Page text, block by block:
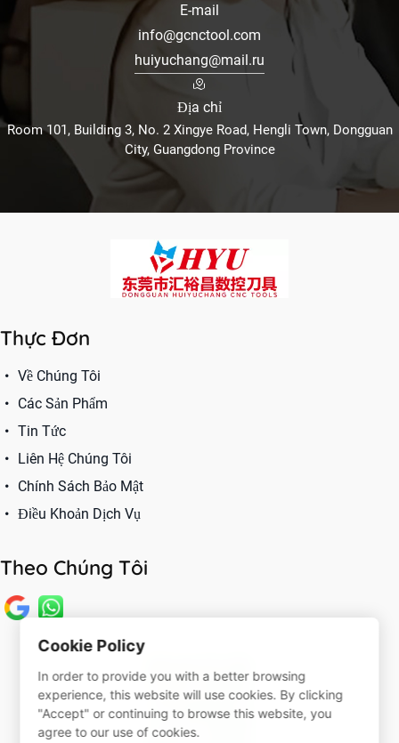
E-mail
info@gcnctool.com
huiyuchang@mail.ru
Địa chỉ
Room 101, Building 3, No. 2 Xingye Road, Hengli Town, Dongguan
City, Guangdong Province
Thực Đơn
Về Chúng Tôi
Các Sản Phẩm
Tin Tức
Liên Hệ Chúng Tôi
Chính Sách Bảo Mật
Điều Khoản Dịch Vụ
Theo Chúng Tôi
Cookie Policy
In order to provide you with a better browsing
experience, this website will use cookies. By clicking
"Accept" or continuing to browse this website, you
agree to our use of cookies.